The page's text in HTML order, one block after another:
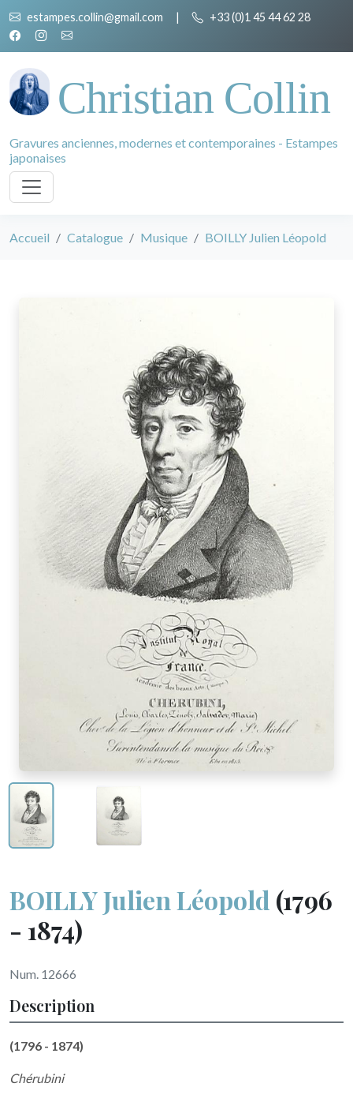
estampes.collin@gmail.com | +33 (0)1 45 44 62 28
Christian Collin
Gravures anciennes, modernes et contemporaines - Estampes
japonaises
Accueil Catalogue Musique BOILLY Julien Léopold
BOILLY Julien Léopold (1796
- 1874)
Num. 12666
Description
(1796 - 1874)
Chérubini